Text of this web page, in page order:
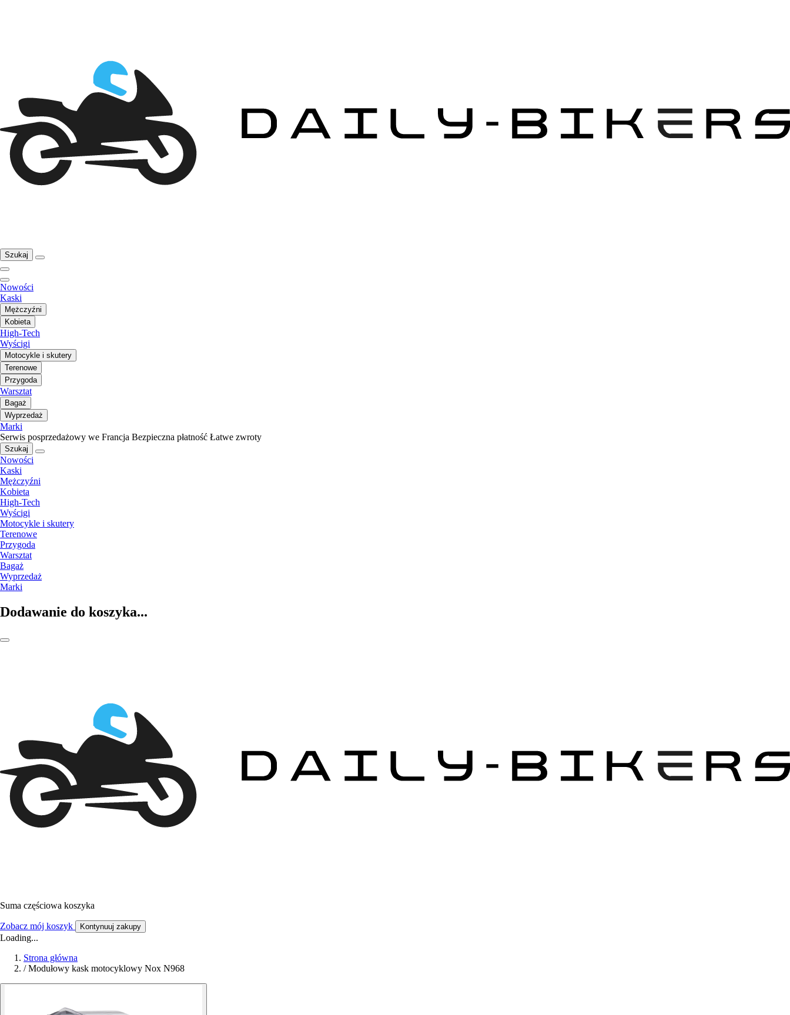
Szukaj
Nowości
Kaski
Mężczyźni
Kobieta
High-Tech
Wyścigi
Motocykle i skutery
Terenowe
Przygoda
Warsztat
Bagaż
Wyprzedaż
Marki
Serwis posprzedażowy we Francja Bezpieczna płatność Łatwe zwroty
Szukaj
Nowości
Kaski
Mężczyźni
Kobieta
High-Tech
Wyścigi
Motocykle i skutery
Terenowe
Przygoda
Warsztat
Bagaż
Wyprzedaż
Marki
Dodawanie do koszyka...
Suma częściowa koszyka
Zobacz mój koszyk Kontynuuj zakupy
Loading...
Strona główna
/ Modułowy kask motocyklowy Nox N968